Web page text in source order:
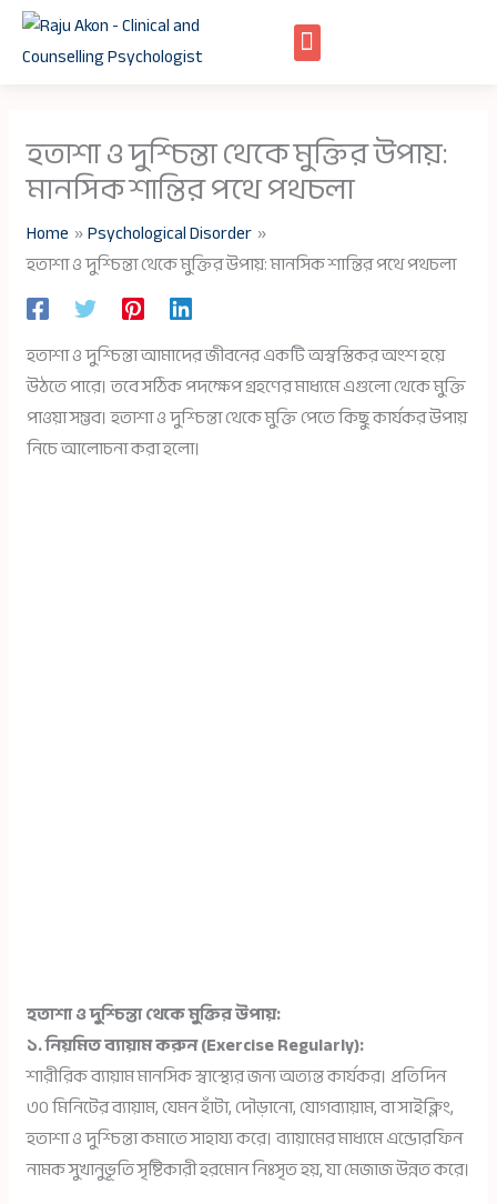
Skip
হতাশা ও দুশ্চিন্তা থেকে মুক্তির উপায়:
মানসিক শান্তির পথে পথচলা
Home
Psychological Disorder
হতাশা ও দুশ্চিন্তা থেকে মুক্তির উপায়: মানসিক শান্তির পথে পথচলা
হতাশা ও দুশ্চিন্তা আমাদের জীবনের একটি অস্বস্তিকর অংশ হয়ে
উঠতে পারে। তবে সঠিক পদক্ষেপ গ্রহণের মাধ্যমে এগুলো থেকে মুক্তি
পাওয়া সম্ভব। হতাশা ও দুশ্চিন্তা থেকে মুক্তি পেতে কিছু কার্যকর উপায়
নিচে আলোচনা করা হলো।
হতাশা ও দুশ্চিন্তা থেকে মুক্তির উপায়:
১. নিয়মিত ব্যায়াম করুন (Exercise Regularly):
শারীরিক ব্যায়াম মানসিক স্বাস্থ্যের জন্য অত্যন্ত কার্যকর। প্রতিদিন
৩০ মিনিটের ব্যায়াম, যেমন হাঁটা, দৌড়ানো, যোগব্যায়াম, বা সাইক্লিং,
হতাশা ও দুশ্চিন্তা কমাতে সাহায্য করে। ব্যায়ামের মাধ্যমে এন্ডোরফিন
নামক সুখানুভূতি সৃষ্টিকারী হরমোন নিঃসৃত হয়, যা মেজাজ উন্নত করে।